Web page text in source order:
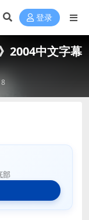
登录
2004中文字幕
8
部